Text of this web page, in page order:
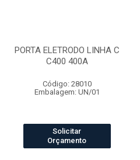
PORTA ELETRODO LINHA C
C400 400A
Código: 28010
Embalagem: UN/01
Solicitar
Orçamento